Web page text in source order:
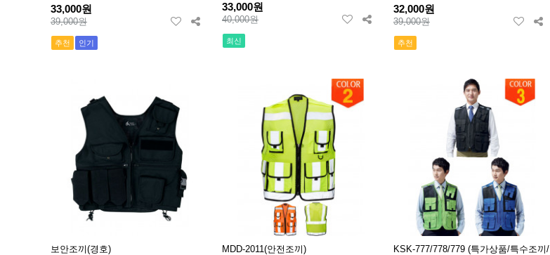
33,000원
39,000원
추천 인기
33,000원
40,000원
최신
32,000원
39,000원
추천
보안조끼(경호) MDD-2011(안전조끼)
KSK-777/778/779 (특가상품/특수조끼/